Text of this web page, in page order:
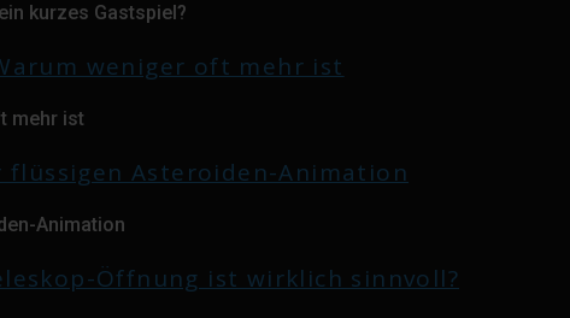
kurzes Gastspiel?
mehr ist
Animation